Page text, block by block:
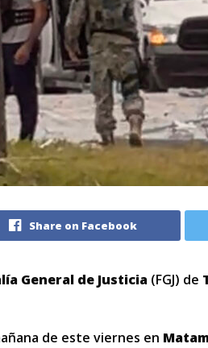
Share on Facebook
General de Justicia (FGJ) de
de este viernes en